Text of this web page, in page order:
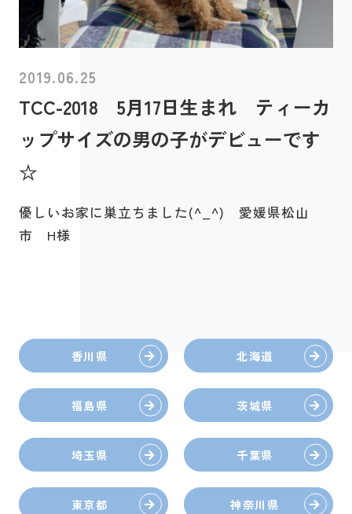
2019.06.25
TCC-2018 5月17日生まれ ティーカ
ップサイズの男の子がデビューです
☆
優しいお家に巣立ちました(^_^) 愛媛県松山
市 H様
香川県 北海道
福島県 茨城県
埼玉県 千葉県
東京都 神奈川県